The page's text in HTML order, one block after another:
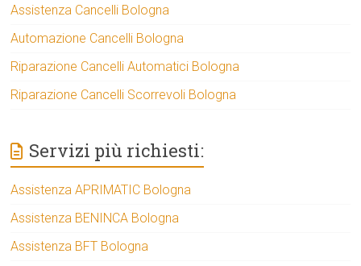
Assistenza Cancelli Bologna
Automazione Cancelli Bologna
Riparazione Cancelli Automatici Bologna
Riparazione Cancelli Scorrevoli Bologna
Servizi più richiesti:
Assistenza APRIMATIC Bologna
Assistenza BENINCA Bologna
Assistenza BFT Bologna